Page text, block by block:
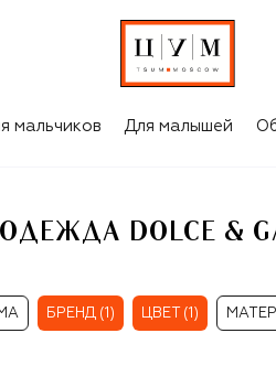
СИНИЕ ШКОЛЬНАЯ ОДЕЖДА DOLCE & GABBANA ДЛЯ МАЛЬЧИКОВ
мальчиков Для малышей
DOLCE &
БРЕНД (1) ЦВЕТ (1)